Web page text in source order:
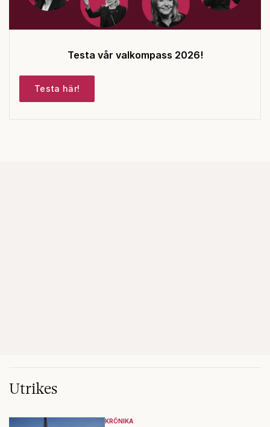
Testa vår valkompass 2026!
Testa här!
Utrikes
KRÖNIKA